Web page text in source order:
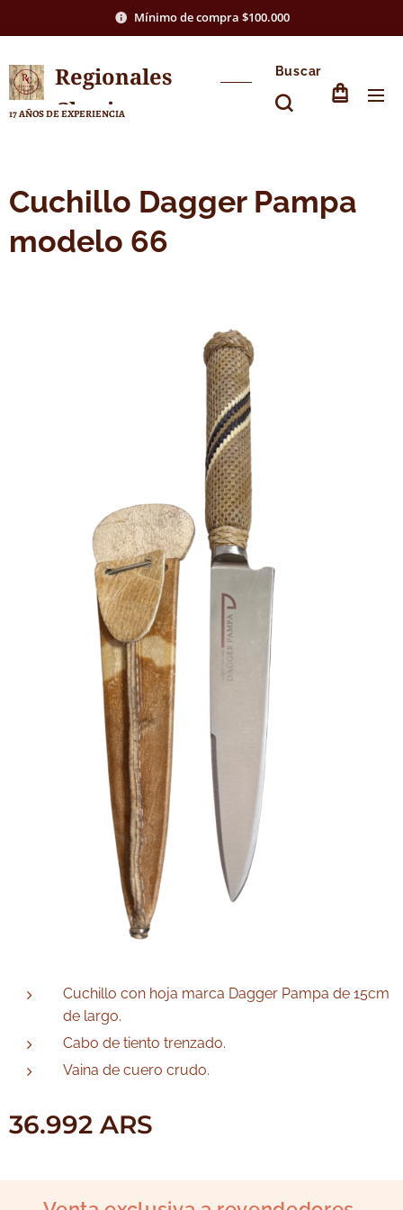
Mínimo de compra $100.000
Regionales
Chasico
17 AÑOS DE EXPERIENCIA
Buscar
Cuchillo Dagger Pampa
modelo 66
Cuchillo con hoja marca Dagger Pampa de 15cm
de largo.
Cabo de tiento trenzado.
Vaina de cuero crudo.
36.992 ARS